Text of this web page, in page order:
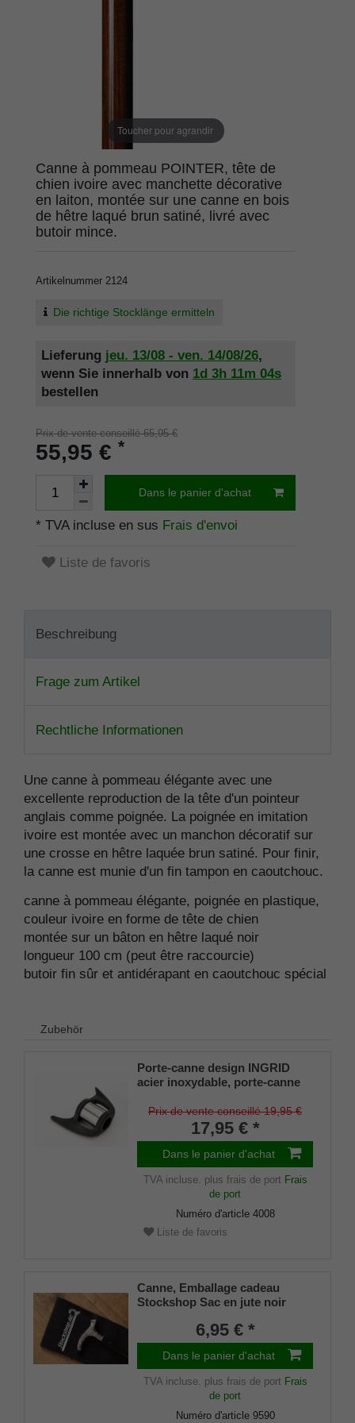
Toucher pour agrandir
Canne à pommeau POINTER, tête de
chien ivoire avec manchette décorative
en laiton, montée sur une canne en bois
de hêtre laqué brun satiné, livré avec
butoir mince.
Artikelnummer 2124
Die richtige Stocklänge ermitteln
Lieferung jeu. 13/08 - ven. 14/08/26,
wenn Sie innerhalb von 1d 3h 11m 03s
bestellen
Prix de vente conseillé 65,95 €
55,95 € *
Dans le panier d'achat
* TVA incluse en sus Frais d'envoi
Liste de favoris
Beschreibung
Frage zum Artikel
Rechtliche Informationen
Une canne à pommeau élégante avec une
excellente reproduction de la tête d'un pointeur
anglais comme poignée. La poignée en imitation
ivoire est montée avec un manchon décoratif sur
une crosse en hêtre laquée brun satiné. Pour finir,
la canne est munie d'un fin tampon en caoutchouc.
canne à pommeau élégante, poignée en plastique,
couleur ivoire en forme de tête de chien
montée sur un bâton en hêtre laqué noir
longueur 100 cm (peut être raccourcie)
butoir fin sûr et antidérapant en caoutchouc spécial
Zubehör
Porte-canne design INGRID
acier inoxydable, porte-canne
22mm), caoutchouc souple
Prix de vente conseillé 19,95 €
17,95 € *
Dans le panier d'achat
TVA incluse. plus frais de port Frais
de port
Numéro d'article 4008
Liste de favoris
Canne, Emballage cadeau
Stockshop Sac en jute noir
6,95 € *
Dans le panier d'achat
TVA incluse. plus frais de port Frais
de port
Numéro d'article 9590